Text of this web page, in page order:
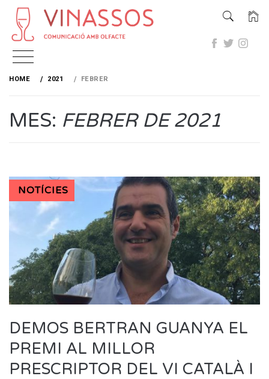
Skip
HOME 2021 FEBRER
MES: FEBRER DE 2021
NOTÍCIES
DEMOS BERTRAN GUANYA EL
PREMI AL MILLOR
PRESCRIPTOR DEL VI CATALÀ I